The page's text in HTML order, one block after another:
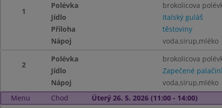
1
Polévka
brokolicova
Jídlo
Italský guláš
Příloha
těstoviny
Nápoj
voda,sirup,mléko
2
Polévka
brokolicova
Jídlo
Zapečené
Nápoj
voda,sirup,mléko
Menu
Chod Úterý 26. 5. 2026 (11:00 - 14:00)